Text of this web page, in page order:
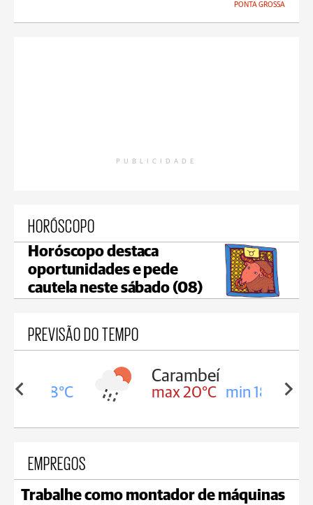
PONTA GROSSA
PUBLICIDADE
HORÓSCOPO
Horóscopo destaca
oportunidades e pede
cautela neste sábado (08)
PREVISÃO DO TEMPO
18°C
Carambeí
max 20°C min 18°C
EMPREGOS
Trabalhe como montador de máquinas